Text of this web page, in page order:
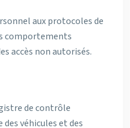
aux protocoles de
comportements
accès non autorisés.
de contrôle
véhicules et des